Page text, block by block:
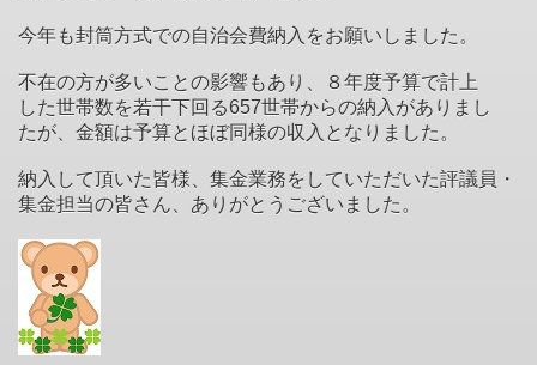
今年も封筒方式での自治会費納入をお願いしました。
不在の方が多いことの影響もあり、８年度予算で計上
した世帯数を若干下回る657世帯からの納入がありまし
たが、金額は予算とほぼ同様の収入となりました。
納入して頂いた皆様、集金業務をしていただいた評議員・
集金担当の皆さん、ありがとうございました。